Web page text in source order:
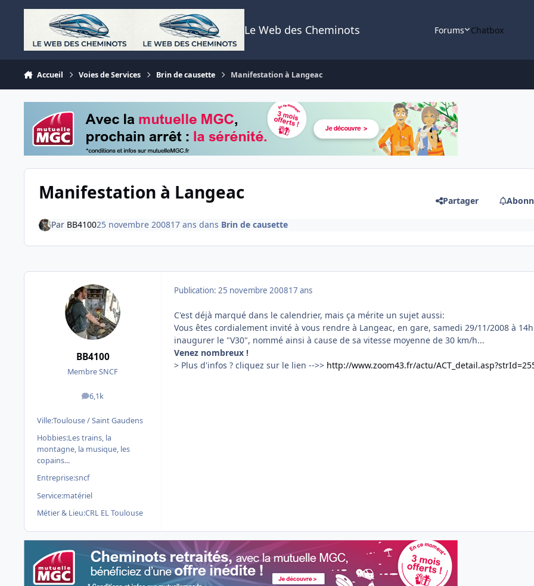
Aller au contenu
Le Web des Cheminots Forums Chatbox
Accueil Voies de Services Brin de causette Manifestation à Langeac
Manifestation à Langeac Partager
Par BB410025 novembre 200817 ans dans Brin de causette
BB4100
Membre SNCF
6,1k
messages
Ville:Toulouse / Saint Gaudens
Hobbies:Les trains, la
montagne, la musique, les
copains...
Entreprise:sncf
Service:matériel
Métier & Lieu:CRL EL Toulouse
Publication: 25 novembre 200817 ans
C'est déjà marqué dans le calendrier, mais ça mérite un sujet aussi:
Vous êtes cordialement invité à vous rendre à Langeac, en gare, samedi 29/11/2008 à
inaugurer le "V30", nommé ainsi à cause de sa vitesse moyenne de 30 km/h...
Venez nombreux !
> Plus d'infos ? cliquez sur le lien -->> http://www.zoom43.fr/actu/